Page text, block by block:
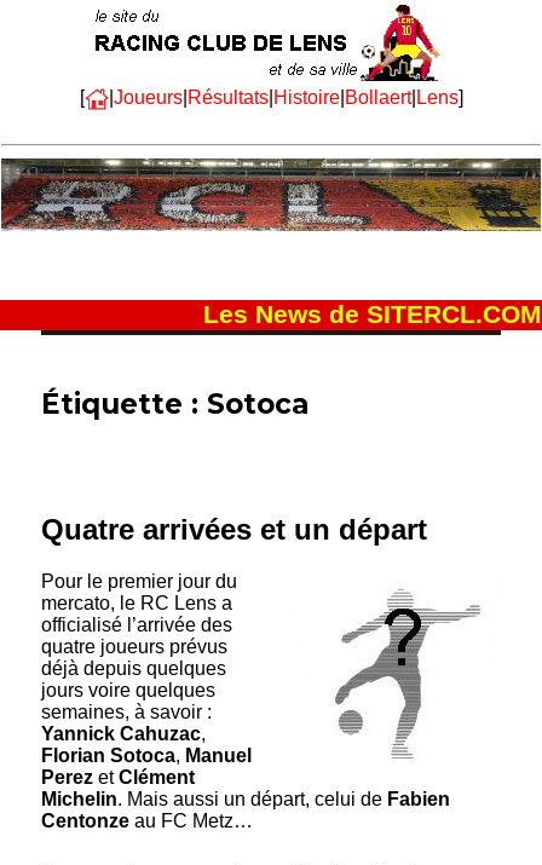
[ | Joueurs| Résultats| Histoire| Bollaert| Lens]
Les News de SITERCL.COM
Étiquette :Sotoca
Quatre arrivées et un départ
Pour le premier jour du
mercato, le RC Lens a
officialisé l’arrivée des
quatre joueurs prévus
déjà depuis quelques
jours voire quelques
semaines, à savoir :
Yannick Cahuzac,
Florian Sotoca, Manuel
Perez etClément
Michelin. Mais aussi un départ, celui de Fabien
Centonze au FC Metz…